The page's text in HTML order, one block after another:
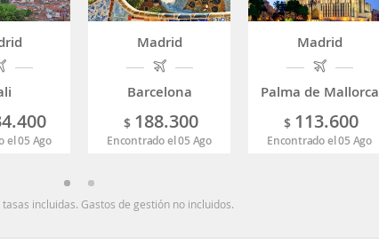
el 05 Ago
Madrid
Barcelona
$ 188.300
Encontrado el 05 Ago
Madrid
Palma de Mallorca
$ 113.600
Encontrado el 05 Ago
incluidas. Gastos de gestión no incluidos.